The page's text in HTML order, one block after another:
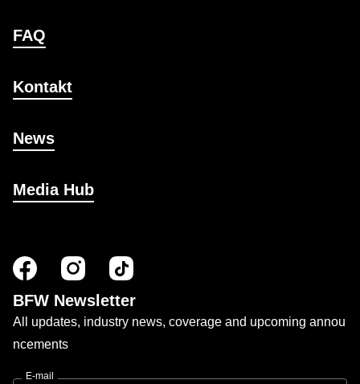
FAQ
Kontakt
News
Media Hub
BFW Newsletter
All updates, industry news, coverage and upcoming annou
ncements
E-mail